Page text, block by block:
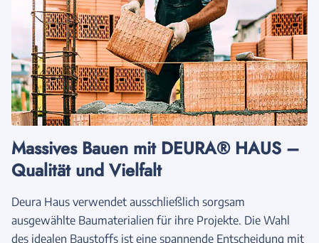
Massives Bauen mit DEURA® HAUS –
Qualität und Vielfalt
Deura Haus verwendet ausschließlich sorgsam
ausgewählte Baumaterialien für ihre Projekte. Die Wahl
des idealen Baustoffs ist eine spannende Entscheidung mit